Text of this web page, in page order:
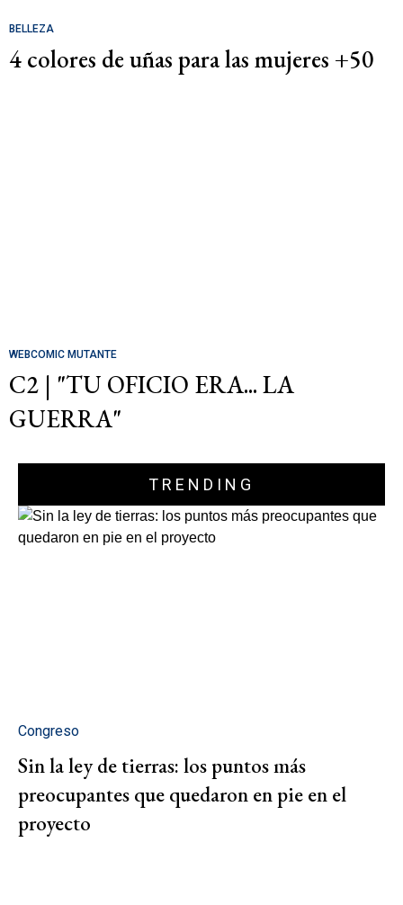
BELLEZA
4 colores de uñas para las mujeres +50
WEBCOMIC MUTANTE
C2 | "TU OFICIO ERA... LA
GUERRA"
TRENDING
Congreso
Sin la ley de tierras: los puntos más
preocupantes que quedaron en pie en el
proyecto